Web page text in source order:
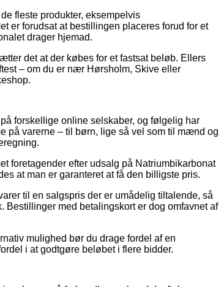
fleste produkter, eksempelvis
er forudsat at bestillingen placeres forud for et
drager hjemad.
det at der købes for et fastsat beløb. Ellers
– om du er nær Hørsholm, Skive eller
forskellige online selskaber, og følgelig har
på varerne – til børn, lige så vel som til mænd og
foretagender efter udsalg på Natriumbikarbonat
at man er garanteret at få den billigste pris.
til en salgspris der er umådelig tiltalende, så
Bestillinger med betalingskort er dog omfavnet af
mulighed bør du drage fordel af en
i at godtgøre beløbet i flere bidder.